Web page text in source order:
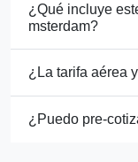
¿Qué incluye
msterdam?
¿La tarifa aérea
¿Puedo pre-